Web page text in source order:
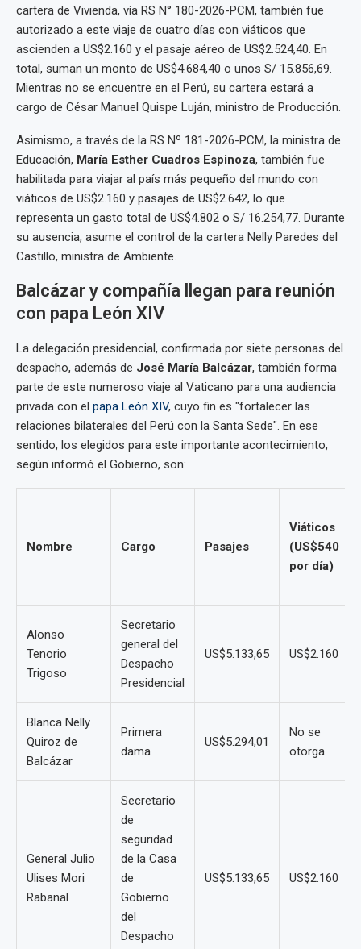
cartera de Vivienda, vía RS N° 180-2026-PCM, también fue
autorizado a este viaje de cuatro días con viáticos que
ascienden a US$2.160 y el pasaje aéreo de US$2.524,40. En
total, suman un monto de US$4.684,40 o unos S/ 15.856,69.
Mientras no se encuentre en el Perú, su cartera estará a
cargo de César Manuel Quispe Luján, ministro de Producción.
Asimismo, a través de la RS Nº 181-2026-PCM, la ministra de
Educación, María Esther Cuadros Espinoza, también fue
habilitada para viajar al país más pequeño del mundo con
viáticos de US$2.160 y pasajes de US$2.642, lo que
representa un gasto total de US$4.802 o S/ 16.254,77. Durante
su ausencia, asume el control de la cartera Nelly Paredes del
Castillo, ministra de Ambiente.
Balcázar y compañía llegan para reunión
con papa León XIV
La delegación presidencial, confirmada por siete personas del
despacho, además de José María Balcázar, también forma
parte de este numeroso viaje al Vaticano para una audiencia
privada con el papa León XIV, cuyo fin es "fortalecer las
relaciones bilaterales del Perú con la Santa Sede". En ese
sentido, los elegidos para este importante acontecimiento,
según informó el Gobierno, son:
Nombre Cargo Pasajes
Viáticos
(US$540
por día)
Alonso
Tenorio
Trigoso
Secretario
general del
Despacho
Presidencial
US$5.133,65 US$2.160
Blanca Nelly
Quiroz de
Balcázar
Primera
dama
US$5.294,01
No se
otorga
General Julio
Ulises Mori
Rabanal
Secretario
de
seguridad
de la Casa
de
Gobierno
del
Despacho
US$5.133,65 US$2.160